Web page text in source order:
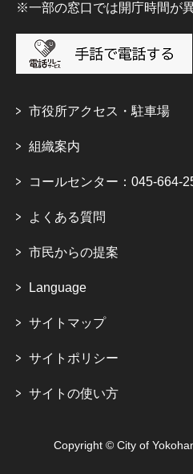
※一部の窓口では開庁時間が
市役所アクセス・駐車場
組織案内
コールセンター：045-664-
よくある質問
市民からの提案
Language
サイトマップ
サイトポリシー
サイトの使い方
Copyright © City of